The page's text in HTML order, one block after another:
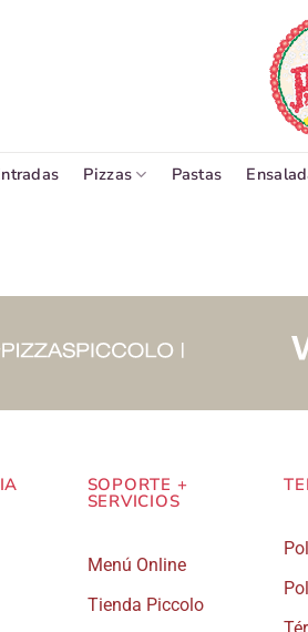
Pizzas Pastas
SOPORTE +
SERVICIOS
Menú Online
Tienda Piccolo